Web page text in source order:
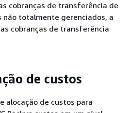
cobranças de transferência de
não totalmente gerenciados, a
cobranças de transferência
de custos
alocação de custos para